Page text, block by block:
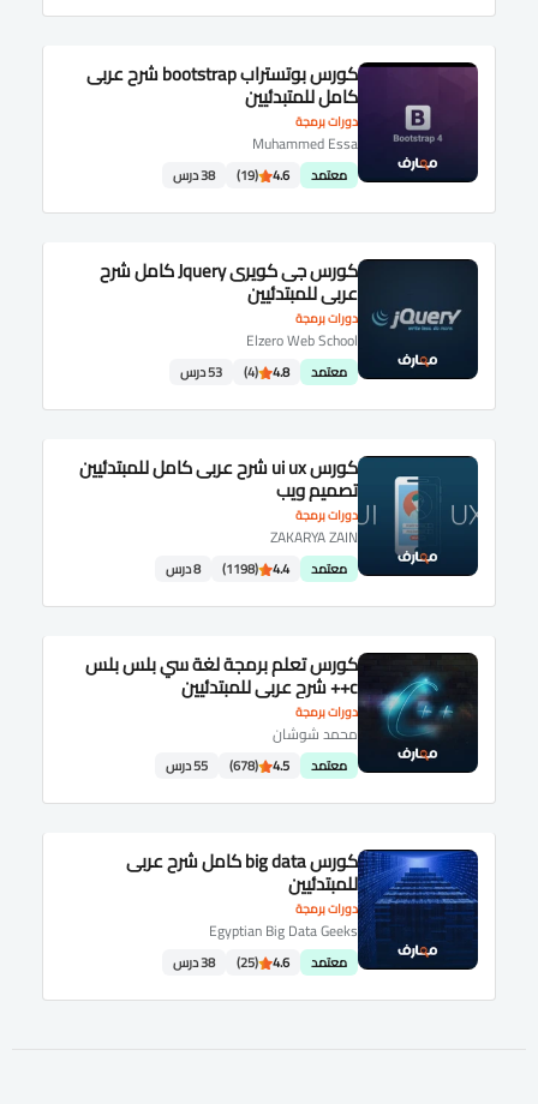
دورات برمجة
كورس بوتستراب bootstrap شرح عربى
كامل للمتبدئيين
Muhammed Essa
معتمد 4.6
(19) 38 درس
دورات برمجة
كورس جى كويرى Jquery كامل شرح
عربى للمبتدئيين
Elzero Web School
معتمد 4.8
(4) 53 درس
دورات برمجة
كورس ui ux شرح عربى كامل للمبتدئيين
تصميم ويب
ZAKARYA ZAIN
معتمد 4.4
(1198) 8 درس
دورات برمجة
كورس تعلم برمجة لغة سي بلس بلس
c++ شرح عربى للمبتدئيين
محمد شوشان
معتمد 4.5
(678) 55 درس
دورات برمجة
كورس big data كامل شرح عربى
للمبتدئيين
Egyptian Big Data Geeks
معتمد 4.6
(25) 38 درس